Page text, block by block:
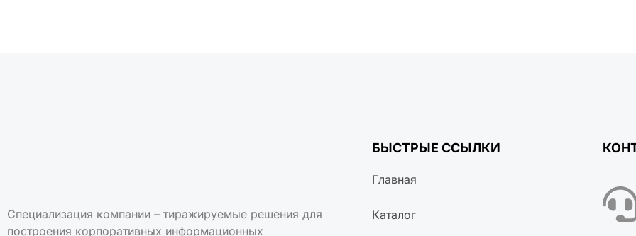
Специализация компании – тиражируемые решения для
построения корпоративных информационных
БЫСТРЫЕ ССЫЛКИ
Главная
Каталог